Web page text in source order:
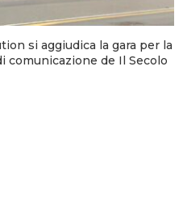
si aggiudica la gara per la
comunicazione de Il Secolo